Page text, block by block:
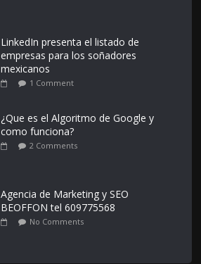
LinkedIn presenta el listado de
empresas para los soñadores
mexicanos
1 Comment
¿Que es el Algoritmo de Google y
como funciona?
2 Comments
Agencia de Marketing y SEO
BEOFFON tel 609775568
No Comments